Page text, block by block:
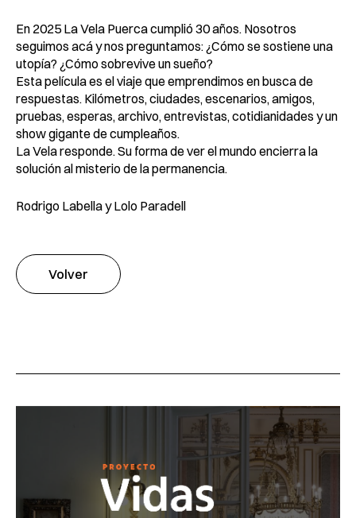
En 2025 La Vela Puerca cumplió 30 años. Nosotros
seguimos acá y nos preguntamos: ¿Cómo se sostiene una
utopía? ¿Cómo sobrevive un sueño?
Esta película es el viaje que emprendimos en busca de
respuestas. Kilómetros, ciudades, escenarios, amigos,
pruebas, esperas, archivo, entrevistas, cotidianidades y un
show gigante de cumpleaños.
La Vela responde. Su forma de ver el mundo encierra la
solución al misterio de la permanencia.
Rodrigo Labella y Lolo Paradell
Volver